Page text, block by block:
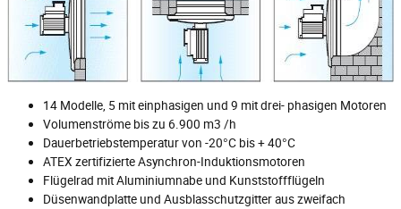
14 Modelle, 5 mit einphasigen und 9 mit drei- phasigen Motoren
Volumenströme bis zu 6.900 m3 /h
Dauerbetriebstemperatur von -20°C bis + 40°C
ATEX zertifizierte Asynchron-Induktionsmotoren
Flügelrad mit Aluminiumnabe und Kunststoffflügeln
Düsenwandplatte und Ausblasschutzgitter aus zweifach